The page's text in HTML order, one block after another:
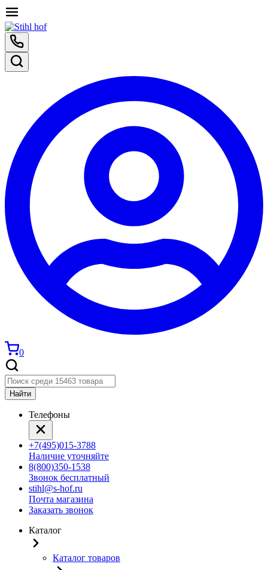
0
Найти
Телефоны
+7(495)015-3788
Наличие уточняйте
8(800)350-1538
Звонок бесплатный
stihl@s-hof.ru
Почта магазина
Заказать звонок
Каталог
Каталог товаров